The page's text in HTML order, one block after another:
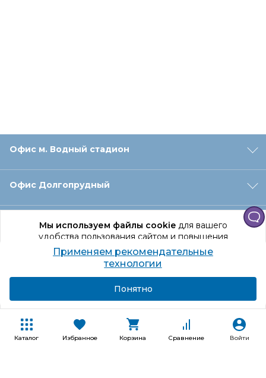
Каталог Избранное Корзина Сравнение Войти
Мы используем файлы cookieдля вашего
удобства пользования сайтом и повышения
качества рекомендаций.
Продолжая использование сайта, вы даете
согласие на обработку персональных данных
Офис м. Водный стадион
Офис Долгопрудный
Офис Санкт‑Петербург
Оформление заказа
Покупателям
Применяем рекомендательные
технологии
Понятно